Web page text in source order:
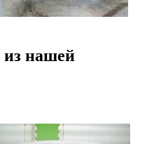
из нашей